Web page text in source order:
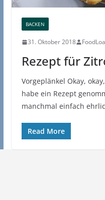
BACKEN
31. Oktober 2018
Rezept für
Vorgeplänkel Okay,
habe ein Rezept
manchmal einfach
Read More